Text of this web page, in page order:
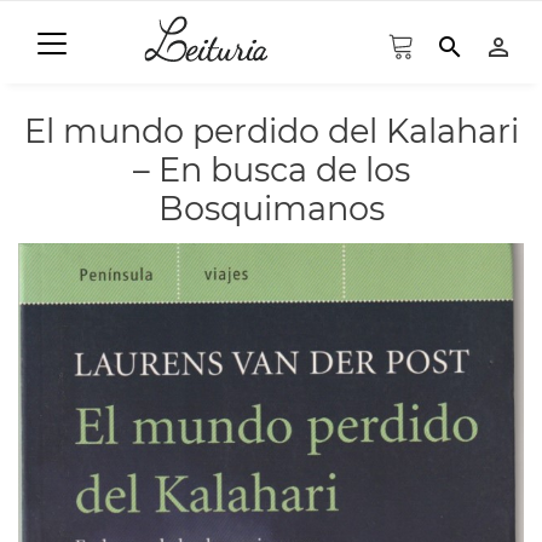
search person_outline
El mundo perdido del Kalahari
– En busca de los
Bosquimanos